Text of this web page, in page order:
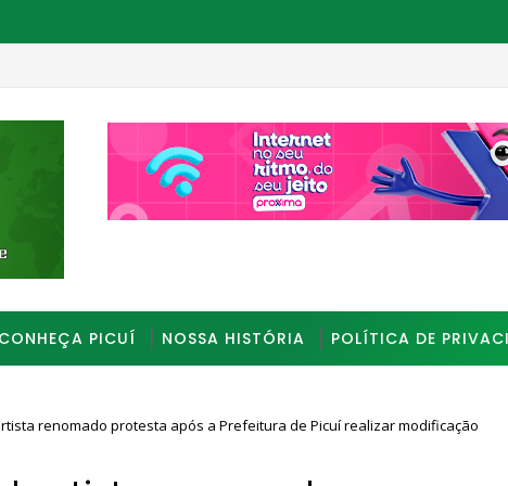
CONHEÇA PICUÍ NOSSA HISTÓRIA POLÍTICA DE
renomado protesta após a Prefeitura de Picuí realizar modificação